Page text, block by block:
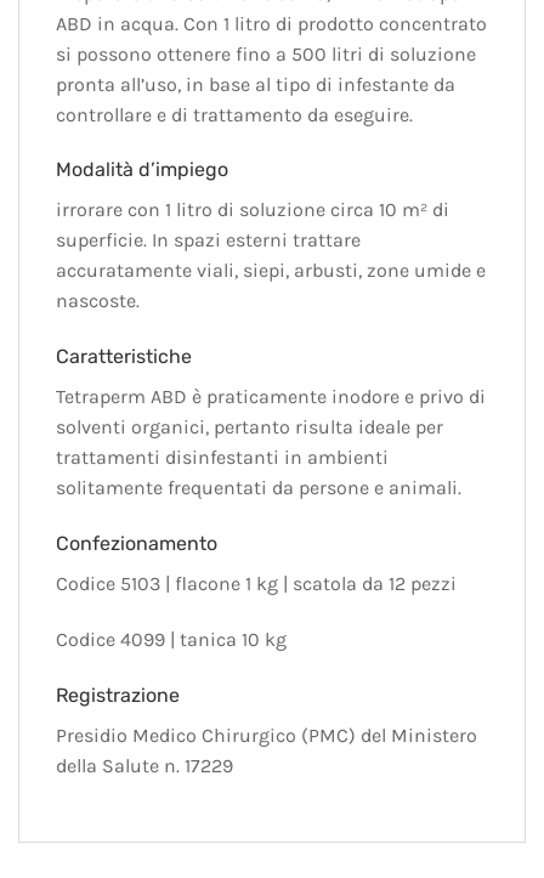
ABD in acqua. Con 1 litro di prodotto concentrato
si possono ottenere fino a 500 litri di soluzione
pronta all’uso, in base al tipo di infestante da
controllare e di trattamento da eseguire.
Modalità d’impiego
irrorare con 1 litro di soluzione circa 10 m² di
superficie. In spazi esterni trattare
accuratamente viali, siepi, arbusti, zone umide e
nascoste.
Caratteristiche
Tetraperm ABD è praticamente inodore e privo di
solventi organici, pertanto risulta ideale per
trattamenti disinfestanti in ambienti
solitamente frequentati da persone e animali.
Confezionamento
Codice 5103 | flacone 1 kg | scatola da 12 pezzi
Codice 4099 | tanica 10 kg
Registrazione
Presidio Medico Chirurgico (PMC) del Ministero
della Salute n. 17229